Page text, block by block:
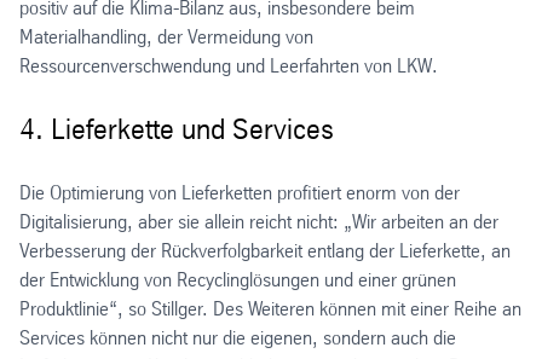
positiv auf die Klima-Bilanz aus, insbesondere beim
Materialhandling, der Vermeidung von
Ressourcenverschwendung und Leerfahrten von LKW.
4. Lieferkette und Services
Die Optimierung von Lieferketten profitiert enorm von der
Digitalisierung, aber sie allein reicht nicht: „Wir arbeiten an der
Verbesserung der Rückverfolgbarkeit entlang der Lieferkette, an
der Entwicklung von Recyclinglösungen und einer grünen
Produktlinie“, so Stillger. Des Weiteren können mit einer Reihe an
Services können nicht nur die eigenen, sondern auch die